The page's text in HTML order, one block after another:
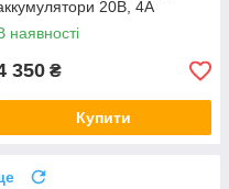
20В, 4А
двигун 7000 об.
наявності
350 ₴
Купити